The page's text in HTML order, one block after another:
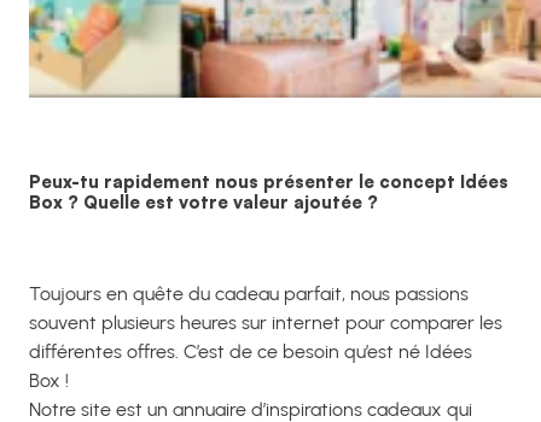
Peux-tu rapidement nous présenter le concept Idées
Box ? Quelle est votre valeur ajoutée ?
Toujours en quête du cadeau parfait, nous passions
souvent plusieurs heures sur internet pour comparer les
différentes offres. C’est de ce besoin qu’est né Idées
Box !
Notre site est un annuaire d’inspirations cadeaux qui